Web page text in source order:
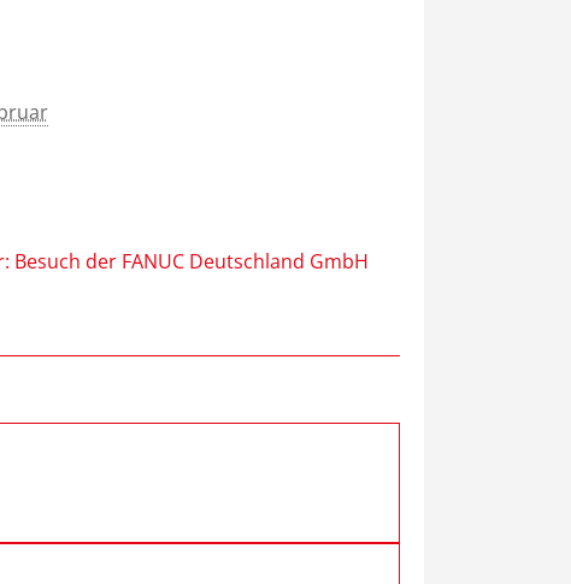
Besuch der FANUC Deutschland GmbH